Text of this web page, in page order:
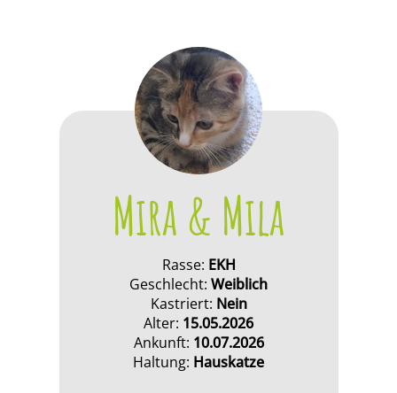
Mira & Mila
Rasse: EKH
Geschlecht: Weiblich
Kastriert: Nein
Alter: 15.05.2026
Ankunft: 10.07.2026
Haltung: Hauskatze